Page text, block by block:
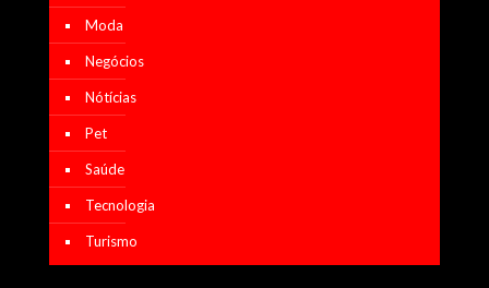
Moda
Negócios
Nótícias
Pet
Saúde
Tecnologia
Turismo